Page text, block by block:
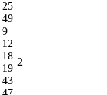
25
49
9
12
18
19
43
47
2